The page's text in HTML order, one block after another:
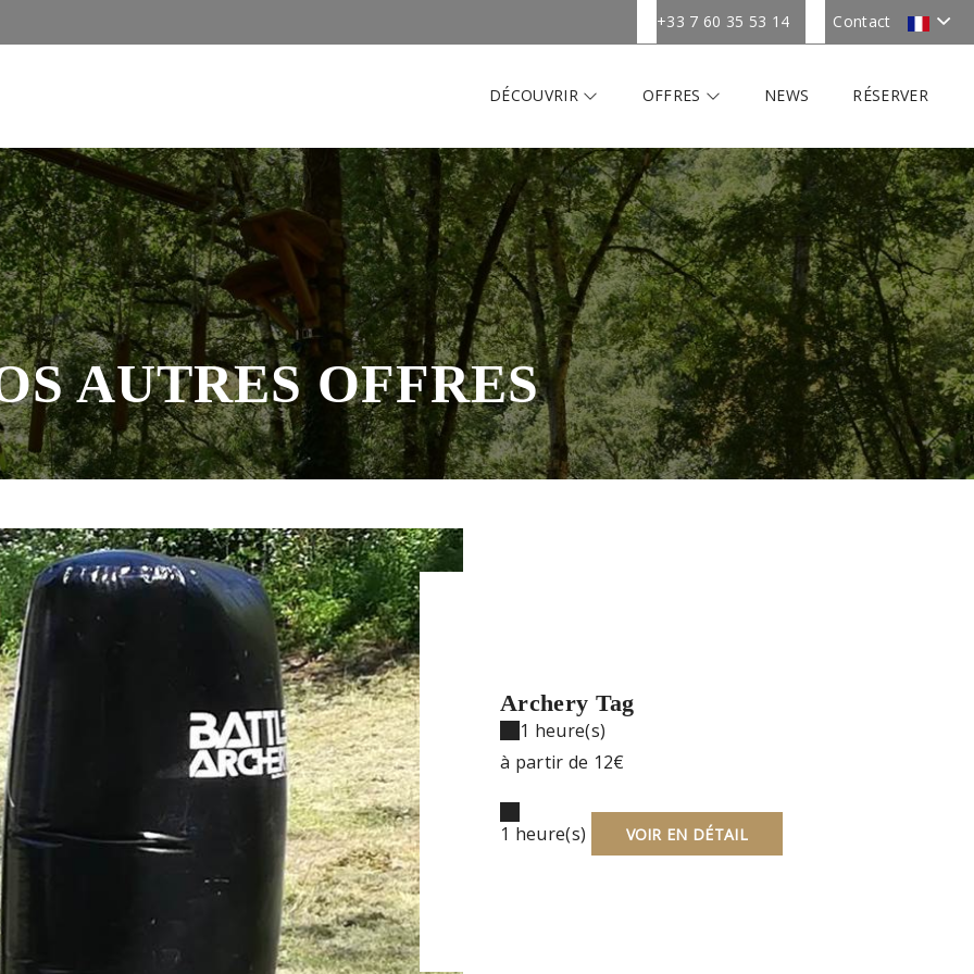
Contact
+33 7 60 35 53 14
DÉCOUVRIR OFFRES NEWS RÉSERVER
AUTRES OFFRES
Archery Tag
1 heure(s)
à partir de 12€
1 heure(s) VOIR EN DÉTAIL